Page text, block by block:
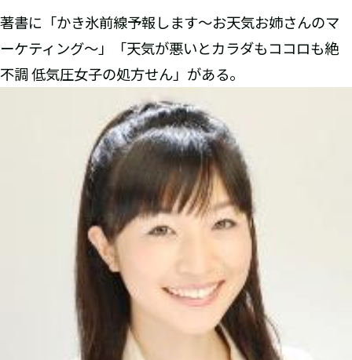
著書に「かき氷前線予報します～お天気お姉さんのマ
ーケティング～」「天気が悪いとカラダもココロも絶
不調 低気圧女子の処方せん」がある。